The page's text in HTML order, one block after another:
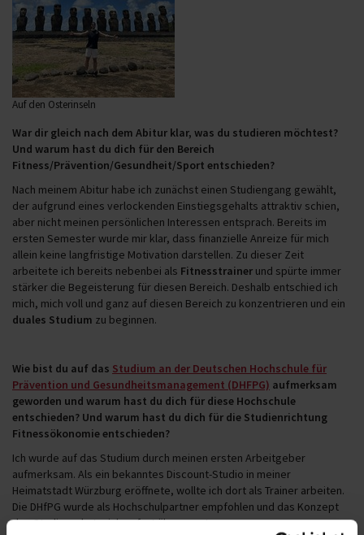
Auf den Osterinseln
War dir gleich nach dem Abitur klar, was du studieren möchtest?
Und warum hast du dich für den Bereich
Fitness/Prävention/Gesundheit/Sport entschieden?
Nach meinem Abitur habe ich zunächst einen Studiengang gewählt,
der aufgrund eines verlockenden Einstiegsgehalts attraktiv schien,
aber nicht meinen persönlichen Interessen entsprach. Bereits im
ersten Semester wurde mir klar, dass finanzielle Anreize für mich
allein keine langfristige Motivation darstellen. Zu dieser Zeit
arbeitete ich bereits nebenbei als Fitnesstrainer und spürte immer
stärker die Begeisterung für diesen Bereich. Deshalb entschied ich
mich, mich voll und ganz auf diesen Bereich zu konzentrieren und ein
duales Studium zu beginnen.
Wie bist du auf das Studium an der Deutschen Hochschule für
Prävention und Gesundheitsmanagement (DHFPG) aufmerksam
geworden und warum hast du dich für diese Hochschule
entschieden? Und warum hast du dich für die Studienrichtung
Fitnessökonomie entschieden?
Ich wurde auf das Studium durch meinen ersten Arbeitgeber
aufmerksam. Als ein bekanntes Discount-Studio in meiner
Heimatstadt Würzburg eröffnete, wollte ich dort als Trainer arbeiten.
Die DHfPG wurde als Hochschulpartner empfohlen und das Konzept
des Studiums hat mich sofort überzeugt.